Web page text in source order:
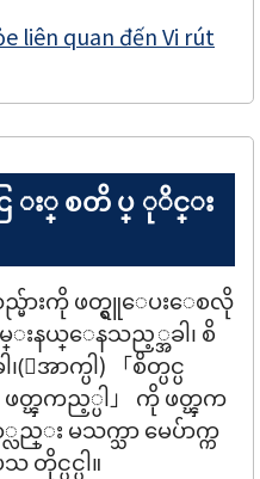
liên quan đến Vi rút
း္ စတိ ပ္ ုိင္း
ည္မ်ားကို ဖတ္ရွူေပးေစလို
းနယ္ေနသည့္အခါ၊ စိ
အာက္ပါ) 「စိတ္ပင္ပ
ၾကည့္ပါ」 ကို ဖတ္ၾက
း မသက္သာ မေပ်ာက္က
င္ပင္ပါ။